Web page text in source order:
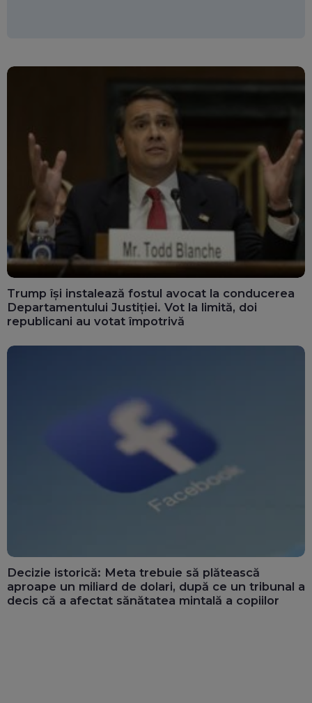
Trump își instalează fostul avocat la conducerea
Departamentului Justiției. Vot la limită, doi
republicani au votat împotrivă
Decizie istorică: Meta trebuie să plătească
aproape un miliard de dolari, după ce un tribunal a
decis că a afectat sănătatea mintală a copiilor